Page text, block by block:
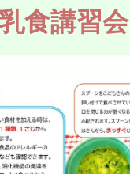
食講習